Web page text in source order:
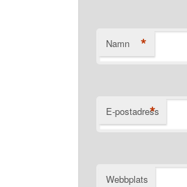
Namn *
E-postadress
*
Webbplats